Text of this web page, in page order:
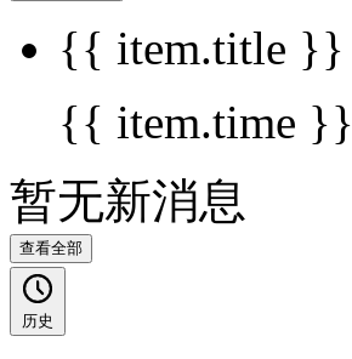
{{ item.title }}
{{ item.time }}
暂无新消息
查看全部
历史